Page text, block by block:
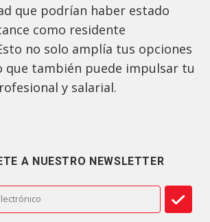
que podrían haber estado
como residente
no solo amplía tus opciones
que también puede impulsar tu
y salarial.
A NUESTRO NEWSLETTER